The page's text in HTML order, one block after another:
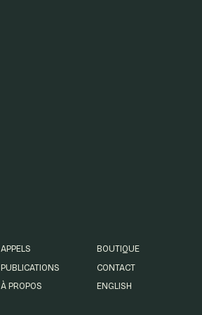
APPELS
PUBLICATIONS
À PROPOS
BOUTIQUE
CONTACT
ENGLISH